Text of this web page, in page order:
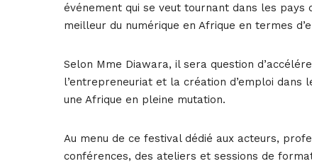
événement qui se veut tournant dans les
meilleur du numérique en Afrique en termes
Selon Mme Diawara, il sera question
l’entrepreneuriat et la création d’emploi dans
une Afrique en pleine mutation.
Au menu de ce festival dédié aux acteurs,
conférences, des ateliers et sessions de